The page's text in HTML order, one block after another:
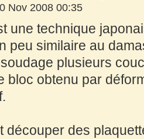
Nov 2008 00:35
une technique
peu similaire au
plusieurs
bloc obtenu par
découper des